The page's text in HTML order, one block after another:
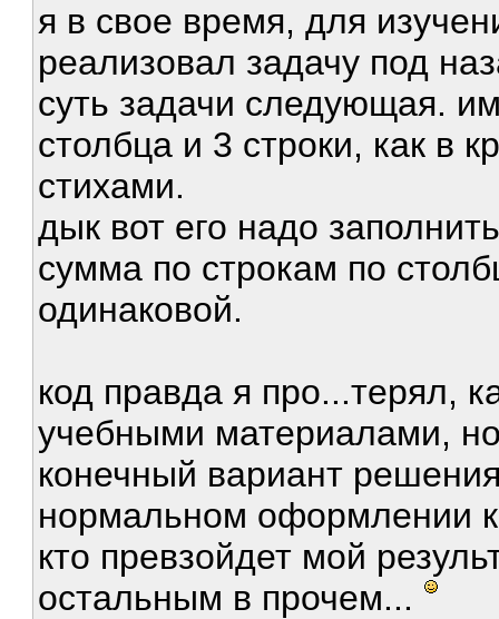
я в свое время, для
реализовал задачу под
суть задачи следующая.
столбца и 3 строки, как в
стихами.
дык вот его надо
сумма по строкам по
одинаковой.
код правда я про...терял,
учебными материалами, но
конечный вариант
нормальном оформлении
кто превзойдет мой
остальным в прочем...